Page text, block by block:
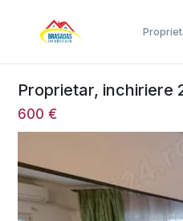
Proprietar, inchiriere
600 €